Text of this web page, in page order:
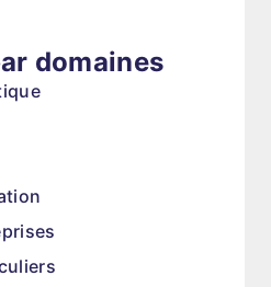
domaines